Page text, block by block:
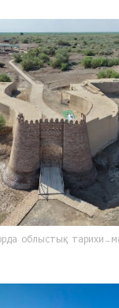
облыстық тарихи-